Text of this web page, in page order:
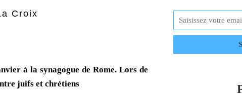
Croix
à la synagogue de Rome. Lors de
juifs et chrétiens